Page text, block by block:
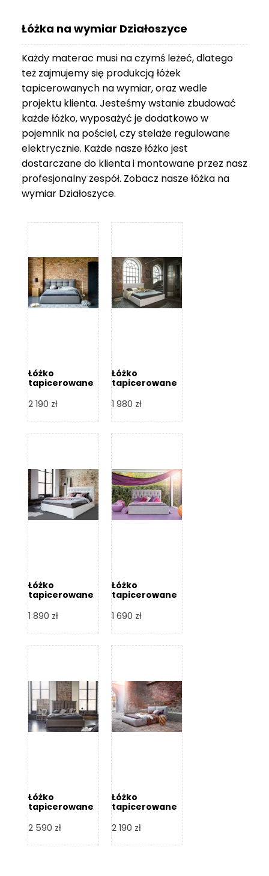
Łóżka na wymiar Działoszyce
Każdy materac musi na czymś leżeć, dlatego
też zajmujemy się produkcją łóżek
tapicerowanych na wymiar, oraz wedle
projektu klienta. Jesteśmy wstanie zbudować
każde łóżko, wyposażyć je dodatkowo w
pojemnik na pościel, czy stelaże regulowane
elektrycznie. Każde nasze łóżko jest
dostarczane do klienta i montowane przez nasz
profesjonalny zespół. Zobacz naszełóżka na
wymiar Działoszyce.
Łóżko
tapicerowane
Design
2 190 zł
Łóżko
tapicerowane
Design
1 980 zł
Łóżko
tapicerowane
Design
1 890 zł
Łóżko
tapicerowane
Design
1 690 zł
Łóżko
tapicerowane
Design
2 590 zł
Łóżko
tapicerowane
Design
2 190 zł